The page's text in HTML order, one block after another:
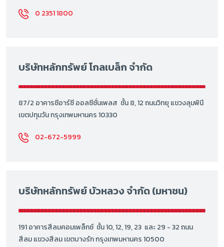
0 2351 1800
บริษัทหลักทรัพย์ โกลเบล็ก จำกัด
87/2 อาคารซีอาร์ซี ออลซีซั่นเพลส ชั้น 8, 12 ถนนวิทยุ แขวงลุมพินี
เขตปทุมวัน กรุงเทพมหานคร 10330
02-672-5999
บริษัทหลักทรัพย์ บัวหลวง จำกัด (มหาชน)
191 อาคารสีลมคอมเพล็กซ์ ชั้น 10, 12, 19, 23 และ 29 - 32 ถนน
สีลม แขวงสีลม เขตบางรัก กรุงเทพมหานคร 10500